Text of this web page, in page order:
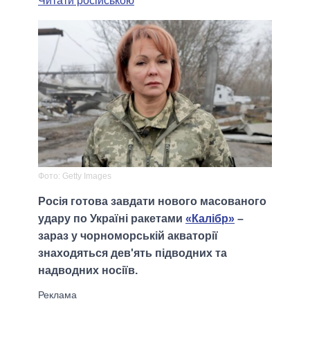
Фото: Getty Images
Росія готова завдати нового масованого
удару по Україні ракетами «Калібр» –
зараз у чорноморській акваторії
знаходяться дев'ять підводних та
надводних носіїв.